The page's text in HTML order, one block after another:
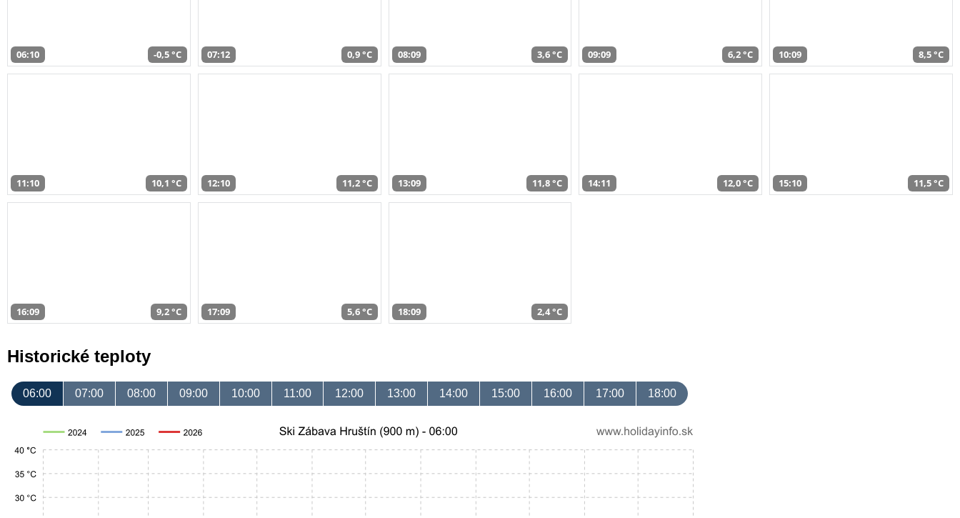
06:10 -0,5 °C 07:12 0,9 °C 08:09 3,6 °C 09:09 6,2 °C 10:09 8,5 °C
11:10 10,1 °C 12:10 11,2 °C 13:09 11,8 °C 14:11 12,0 °C 15:10 11,5 °C
16:09 9,2 °C 17:09 5,6 °C 18:09 2,4 °C
Historické teploty
06:00 07:00 08:00 09:00 10:00 11:00 12:00 13:00 14:00 15:00 16:00 17:00 18:00